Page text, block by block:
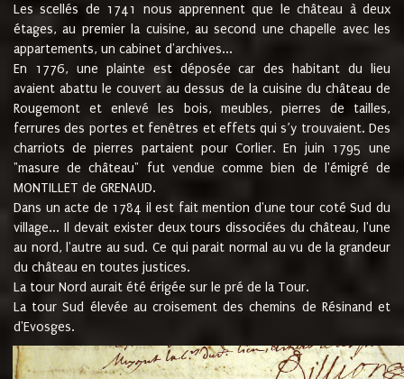
Les scellés de 1741 nous apprennent que le château à deux
étages, au premier la cuisine, au second une chapelle avec les
appartements, un cabinet d'archives...
En 1776, une plainte est déposée car des habitant du lieu
avaient abattu le couvert au dessus de la cuisine du château de
Rougemont et enlevé les bois, meubles, pierres de tailles,
ferrures des portes et fenêtres et effets qui s’y trouvaient. Des
charriots de pierres partaient pour Corlier. En juin 1795 une
"masure de château" fut vendue comme bien de l'émigré de
MONTILLET de GRENAUD.
Dans un acte de 1784 il est fait mention d'une tour coté Sud du
village... Il devait exister deux tours dissociées du château, l'une
au nord, l'autre au sud. Ce qui parait normal au vu de la grandeur
du château en toutes justices.
La tour Nord aurait été érigée sur le pré de la Tour.
La tour Sud élevée au croisement des chemins de Résinand et
d'Evosges.